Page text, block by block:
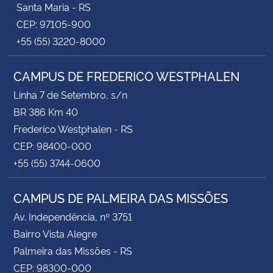
Santa Maria - RS
CEP: 97105-900
+55 (55) 3220-8000
CAMPUS DE FREDERICO WESTPHALEN
Linha 7 de Setembro, s/n
BR 386 Km 40
Frederico Westphalen - RS
CEP: 98400-000
+55 (55) 3744-0600
CAMPUS DE PALMEIRA DAS MISSÕES
Av. Independência, nº 3751
Bairro Vista Alegre
Palmeira das Missões - RS
CEP: 98300-000